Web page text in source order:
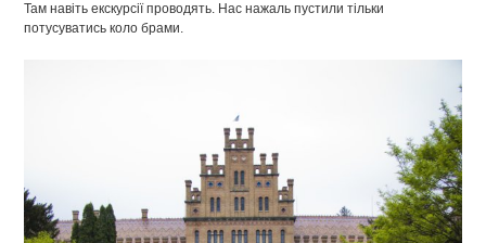
Там навіть екскурсії проводять. Нас нажаль пустили тільки
потусуватись коло брами.